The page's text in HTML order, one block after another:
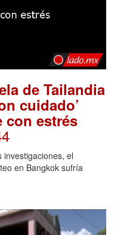
de Tailandia
cuidado’
con estrés
investigaciones, el
en Bangkok sufría